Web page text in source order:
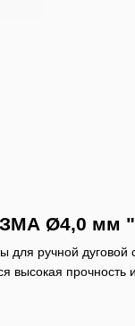
Ø4,0 мм
ручной дуговой
высокая прочность